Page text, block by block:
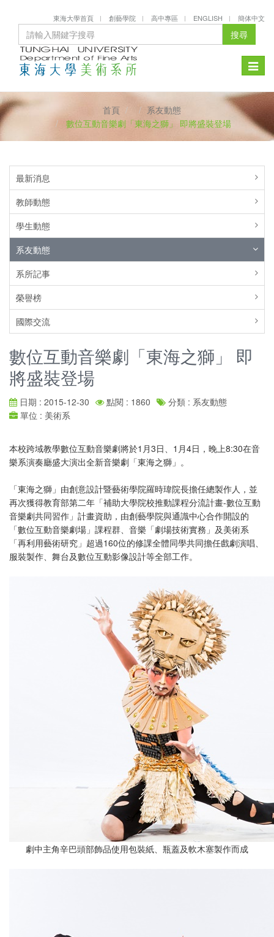
東海大學首頁 創藝學院 高中專區 ENGLISH 簡体中文
搜尋
Toggle
首頁
系友動態
數位互動音樂劇「東海之獅」 即將盛裝登場
最新消息
教師動態
學生動態
系友動態
系所記事
榮譽榜
國際交流
數位互動音樂劇「東海之獅」 即
將盛裝登場
日期 : 2015-12-30 點閱 : 1860
分類 : 系友動態
單位 : 美術系
本校跨域教學數位互動音樂劇將於1月3日、1月4日，晚上8:30在音
樂系演奏廳盛大演出全新音樂劇「東海之獅」。
「東海之獅」由創意設計暨藝術學院羅時瑋院長擔任總製作人，並
再次獲得教育部第二年「補助大學院校推動課程分流計畫-數位互動
音樂劇共同習作」計畫資助，由創藝學院與通識中心合作開設的
「數位互動音樂劇場」課程群、音樂「劇場技術實務」及美術系
「再利用藝術研究」超過160位的修課全體同學共同擔任戲劇演唱、
服裝製作、舞台及數位互動影像設計等全部工作。
劇中主角辛巴頭部飾品使用包裝紙、瓶蓋及軟木塞製作而成